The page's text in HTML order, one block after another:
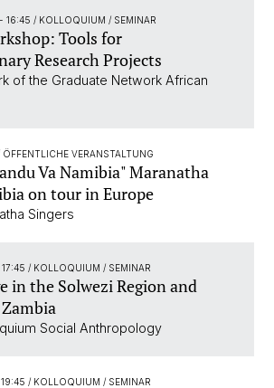
16:45 / KOLLOQUIUM / SEMINAR
Tools for
Research Projects
of the Graduate Network African
ÖFFENTLICHE VERANSTALTUNG
Va Namibia" Maranatha
on tour in Europe
Singers
/ KOLLOQUIUM / SEMINAR
in the Solwezi Region and
Social Anthropology
/ KOLLOQUIUM / SEMINAR